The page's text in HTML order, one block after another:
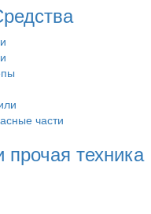
части
техника